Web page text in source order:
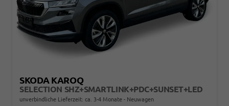
SKODA KAROQ
SELECTION SHZ+SMARTLINK+PDC+SUNSET+LED
unverbindliche Lieferzeit: ca. 3-4 Monate Neuwagen